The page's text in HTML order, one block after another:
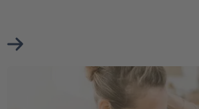
Mehr über
Weiter zu Ambulante